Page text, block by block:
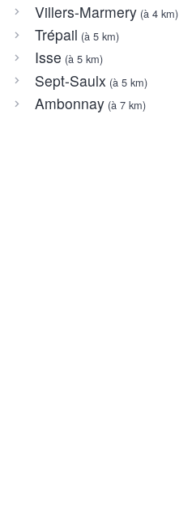
Villers-Marmery(à 4 km)
Trépail (à 5 km)
Isse (à 5 km)
Sept-Saulx (à 5 km)
Ambonnay(à 7 km)